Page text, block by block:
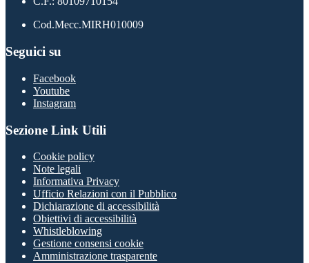
Cod.Mecc.MIRH010009
Seguici su
Facebook
Youtube
Instagram
Sezione Link Utili
Cookie policy
Note legali
Informativa Privacy
Ufficio Relazioni con il Pubblico
Dichiarazione di accessibilità
Obiettivi di accessibilità
Whistleblowing
Gestione consensi cookie
Amministrazione trasparente